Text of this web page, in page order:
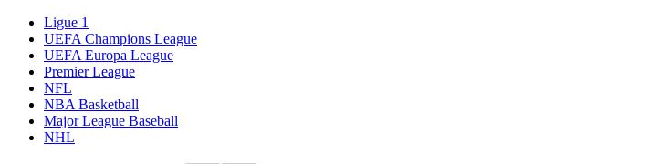
Ligue 1
UEFA Champions League
UEFA Europa League
Premier League
NFL
NBA Basketball
Major League Baseball
NHL